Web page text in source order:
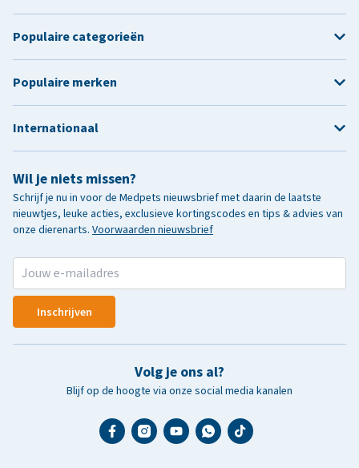
Wil je niets missen?
Schrijf je nu in voor de Medpets nieuwsbrief met daarin de laatste
nieuwtjes, leuke acties, exclusieve kortingscodes en tips & advies van
onze dierenarts. Voorwaarden nieuwsbrief
Inschrijven
Volg je ons al?
Blijf op de hoogte via onze social media kanalen
Populaire categorieën
Populaire merken
Internationaal